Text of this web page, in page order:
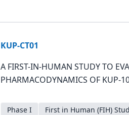
KUP-CT01
A FIRST-IN-HUMAN STUDY TO
PHARMACODYNAMICS OF KUP-
Phase I First in Human (FIH)